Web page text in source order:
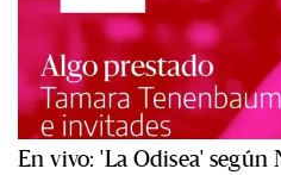
En vivo: 'La Odisea' según